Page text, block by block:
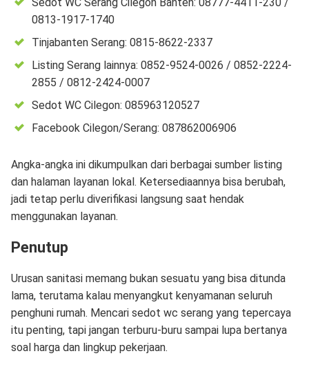
0813-1917-1740
Tinjabanten Serang: 0815-8622-2337
Listing Serang lainnya: 0852-9524-0026 / 0852-2224-
2855 / 0812-2424-0007
Sedot WC Cilegon: 085963120527
Facebook Cilegon/Serang: 087862006906
Angka-angka ini dikumpulkan dari berbagai sumber listing
dan halaman layanan lokal. Ketersediaannya bisa berubah,
jadi tetap perlu diverifikasi langsung saat hendak
menggunakan layanan.
Penutup
Urusan sanitasi memang bukan sesuatu yang bisa ditunda
lama, terutama kalau menyangkut kenyamanan seluruh
penghuni rumah. Mencari sedot wc serang yang tepercaya
itu penting, tapi jangan terburu-buru sampai lupa bertanya
soal harga dan lingkup pekerjaan.